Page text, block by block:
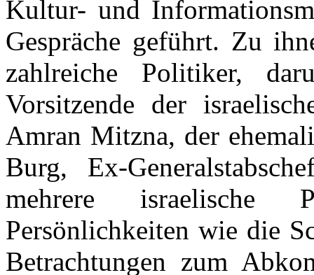
Kultur- und
Gespräche geführt. Zu
zahlreiche Politiker,
Vorsitzende der
Amran Mitzna, der
Burg, Ex-
mehrere israelische
Persönlichkeiten wie die
Betrachtungen zum